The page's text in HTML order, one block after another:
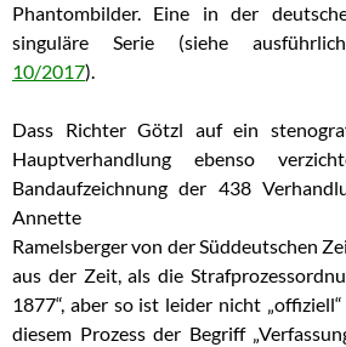
Phantombilder. Eine in der
singuläre Serie (siehe
10/2017).
Dass Richter Götzl auf ein
Hauptverhandlung ebenso
Bandaufzeichnung der 438
Annette
Ramelsberger von der Süddeutschen
aus der Zeit, als die
1877“, aber so ist leider nicht
diesem Prozess der Begriff